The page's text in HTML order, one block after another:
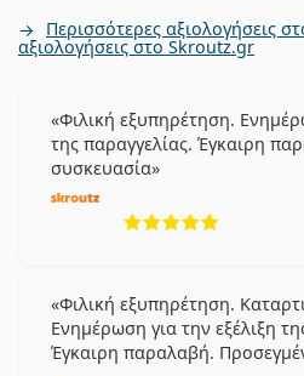
Περισσότερες αξιολογήσεις
αξιολογήσεις στο Skroutz.gr
Φιλική εξυπηρέτηση.
της παραγγελίας. Έγκαιρη
συσκευασία
Φιλική εξυπηρέτηση.
Ενημέρωση για την εξέλιξη
Έγκαιρη παραλαβή.